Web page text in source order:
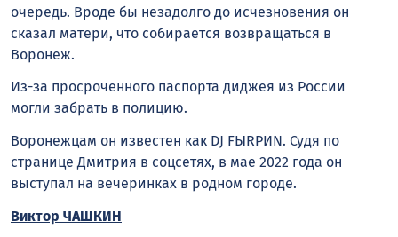
очередь. Вроде бы незадолго до исчезновения он
сказал матери, что собирается возвращаться в
Воронеж.
Из-за просроченного паспорта диджея из России
могли забрать в полицию.
Воронежцам он известен как DJ FЫRРИN. Судя по
странице Дмитрия в соцсетях, в мае 2022 года он
выступал на вечеринках в родном городе.
Виктор ЧАШКИН